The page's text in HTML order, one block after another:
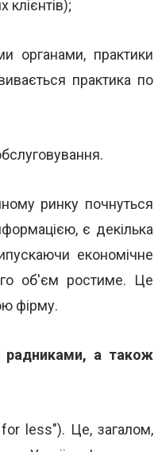
клієнтів);
органами, практики
практика по
ринку почнуться
є декілька
економічне
об'єм ростиме. Це
фірму.
радниками, а також
for less"). Це, загалом,